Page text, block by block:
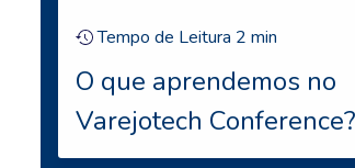
Tempo de Leitura 2 min
O que aprendemos no
Varejotech Conference?